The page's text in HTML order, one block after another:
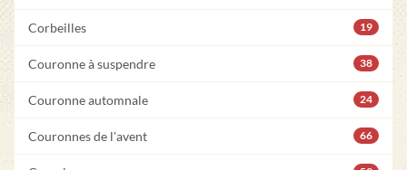
Corbeilles 19
Couronne à suspendre 38
Couronne automnale 24
Couronnes de l'avent 66